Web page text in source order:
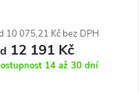
10 075,21 Kč bez DPH
12 191 Kč
14 až 30 dní